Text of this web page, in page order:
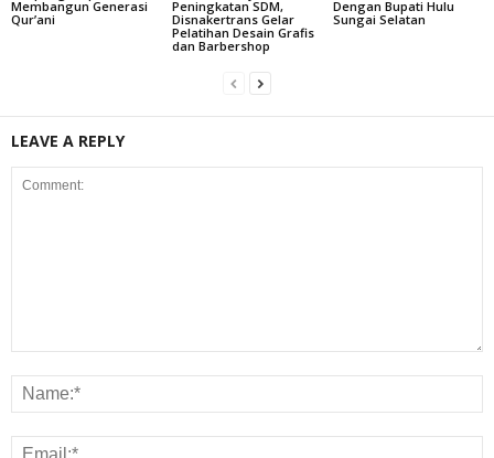
Membangun Generasi
Qur’ani
Peningkatan SDM,
Disnakertrans Gelar
Pelatihan Desain Grafis
dan Barbershop
Dengan Bupati Hulu
Sungai Selatan
LEAVE A REPLY